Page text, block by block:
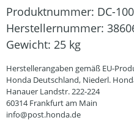
Produktnummer: DC-
Herstellernummer:
Gewicht: 25 kg
Herstellerangaben gemäß EU-
Honda Deutschland, Niederl.
Hanauer Landstr. 222-224
60314 Frankfurt am Main
info@post.honda.de